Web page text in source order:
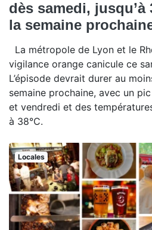
dès samedi, jusqu’à
la semaine
La métropole de Lyon et le
vigilance orange canicule ce
L’épisode devrait durer au
semaine prochaine, avec un
et vendredi et des
à 38°C.
Locales